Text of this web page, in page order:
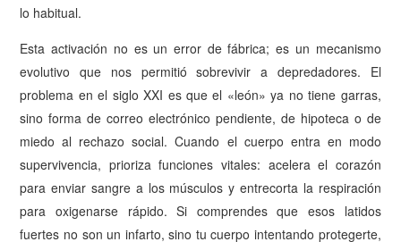
lo habitual.
Esta activación no es un error de fábrica; es un mecanismo
evolutivo que nos permitió sobrevivir a depredadores. El
problema en el siglo XXI es que el «león» ya no tiene garras,
sino forma de correo electrónico pendiente, de hipoteca o de
miedo al rechazo social. Cuando el cuerpo entra en modo
supervivencia, prioriza funciones vitales: acelera el corazón
para enviar sangre a los músculos y entrecorta la respiración
para oxigenarse rápido. Si comprendes que esos latidos
fuertes no son un infarto, sino tu cuerpo intentando protegerte,